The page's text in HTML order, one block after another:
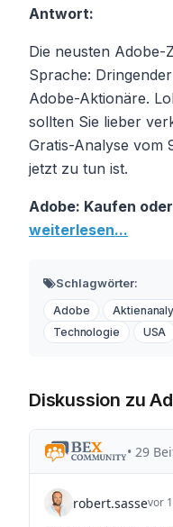
Antwort:
Die neusten Adobe-
Sprache:
Adobe-Aktionäre.
sollten Sie lieber
Gratis-Analyse vom
jetzt zu tun ist.
Adobe: Kaufen
weiterlesen...
Schlagwörter:
Adobe
Technologie
USA
Diskussion zu